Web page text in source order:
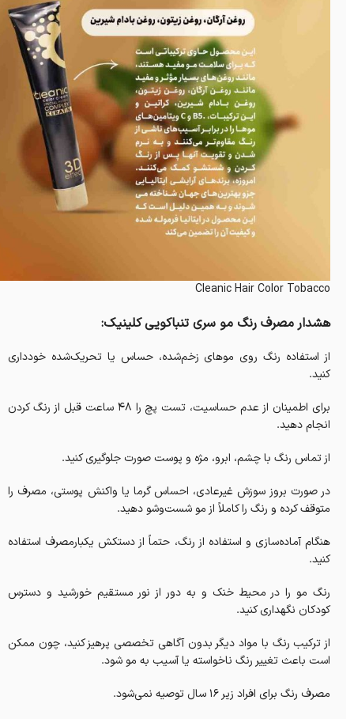
Cleanic Hair Color Tobacco
هشدار مصرف رنگ مو سری تنباکویی کلینیک:
از استفاده رنگ روی موهای زخم‌شده، حساس یا تحریک‌شده خودداری
کنید.
برای اطمینان از عدم حساسیت، تست پچ را ۴۸ ساعت قبل از رنگ کردن
انجام دهید.
از تماس رنگ با چشم، ابرو، مژه و پوست صورت جلوگیری کنید.
در صورت بروز سوزش غیرعادی، احساس گرما یا واکنش پوستی، مصرف را
متوقف کرده و رنگ را کاملاً از مو شست‌وشو دهید.
هنگام آماده‌سازی و استفاده از رنگ، حتماً از دستکش یکبارمصرف استفاده
کنید.
رنگ مو را در محیط خنک و به دور از نور مستقیم خورشید و دسترس
کودکان نگهداری کنید.
از ترکیب رنگ با مواد دیگر بدون آگاهی تخصصی پرهیز کنید، چون ممکن
است باعث تغییر رنگ ناخواسته یا آسیب به مو شود.
مصرف رنگ برای افراد زیر ۱۶ سال توصیه نمی‌شود.